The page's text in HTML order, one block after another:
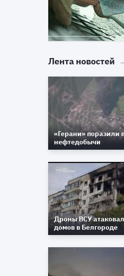
Лента новостей
«Герани» поразили
нефтедобычи
Дроны ВСУ
домов в Белгороде